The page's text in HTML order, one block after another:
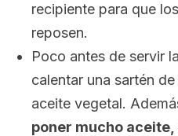
recipiente para que
reposen.
Poco antes de servir
calentar una sartén
aceite vegetal.
poner mucho